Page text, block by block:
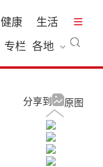
健康
生活
专栏 各地
原图
分享到